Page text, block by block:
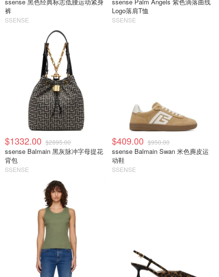
裤
SSENSE
Logo落肩T恤
SSENSE
$1332.00 $2895.00
ssense Balmain 黑灰脉冲字母提花
背包
SSENSE
$409.00 $950.00
ssense Balmain Swan 米色麂皮运
动鞋
SSENSE